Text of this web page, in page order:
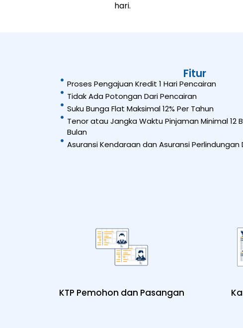
hari.
Fitur
Proses Pengajuan Kredit 1 Hari Pencairan
Tidak Ada Potongan Dari Pencairan
Suku Bunga Flat Maksimal 12% Per Tahun
Tenor atau Jangka Waktu Pinjaman Minimal 12
Bulan
Asuransi Kendaraan dan Asuransi Perlindungan
KTP Pemohon dan Pasangan